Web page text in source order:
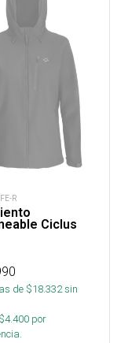
R
Ciclus
de $18.332sin
$4.400 por